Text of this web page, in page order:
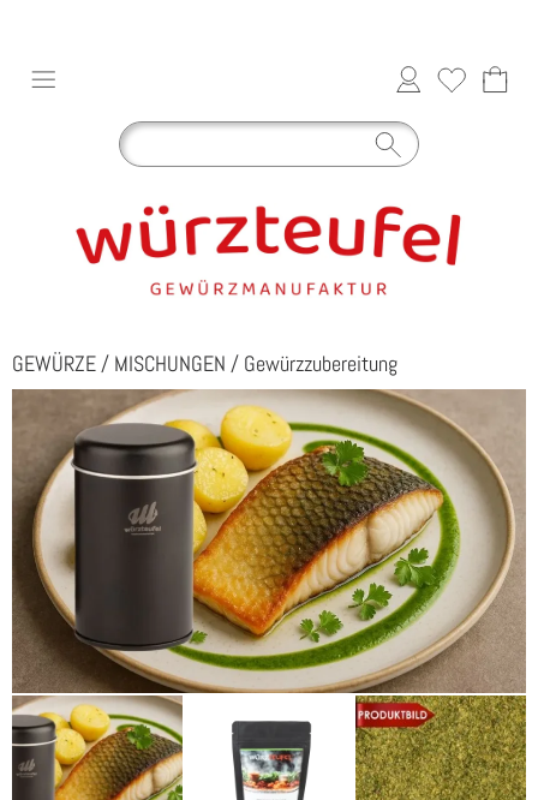
GEWÜRZE / MISCHUNGEN / Gewürzzubereitung